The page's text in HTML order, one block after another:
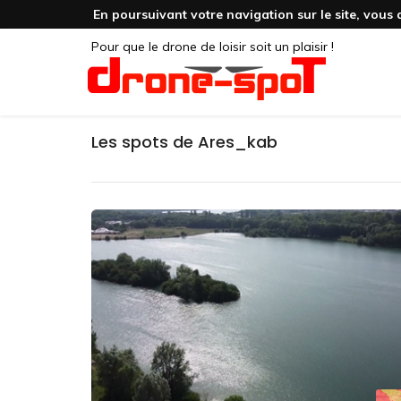
En poursuivant votre navigation sur le site, vous
Pour que le drone de loisir soit un plaisir !
Les spots de Ares_kab